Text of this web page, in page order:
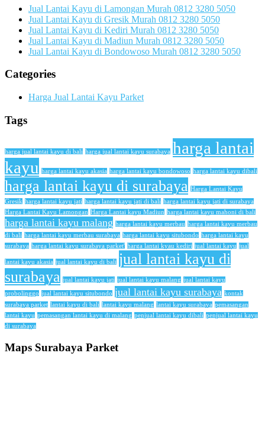
Jual Lantai Kayu di Lamongan Murah 0812 3280 5050
Jual Lantai Kayu di Gresik Murah 0812 3280 5050
Jual Lantai Kayu di Kediri Murah 0812 3280 5050
Jual Lantai Kayu di Madiun Murah 0812 3280 5050
Jual Lantai Kayu di Bondowoso Murah 0812 3280 5050
Categories
Harga Jual Lantai Kayu Parket
Tags
harga jual lantai kayu di bali harga jual lantai kayu surabaya harga lantai
kayu harga lantai kayu akasia harga lantai kayu bondowoso harga lantai kayu dibali
harga lantai kayu di surabaya Harga Lantai Kayu
Gresik harga lantai kayu jati harga lantai kayu jati di bali harga lantai kayu jati di surabaya
Harga Lantai Kayu Lamongan Harga Lantai kayu Madiun harga lantai kayu mahoni di bali
harga lantai kayu malang harga lantai kayu merbau harga lantai kayu merbau
di bali harga lantai kayu merbau surabaya harga lantai kayu situbondo harga lantai kayu
surabaya harga lantai kayu surabaya parket' harga lantai kyau kediri jual lantai kayu jual
lantai kayu akasia jual lantai kayu di bali jual lantai kayu di
surabaya jual lantai kayu jati jual lantai kayu malang jual lantai kayu
probolinggo jual lantai kayu situbondo jual lantai kayu surabaya kontak
surabaya parket lantai kayu di bali lantai kayu malang lantai kayu surabaya pemasangan
lantai kayu pemasangan lantai kayu di malang penjual lantai kayu dibali penjual lantai kayu
di surabaya
Maps Surabaya Parket